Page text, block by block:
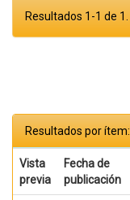
Resultados 1-1 de 1.
Resultados por ítem:
Vista
previa
Fecha de
publicación